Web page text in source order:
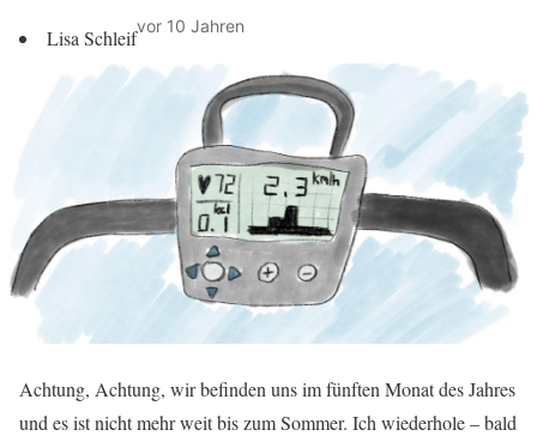
Lisa Schleifvor 10 Jahren
Achtung, Achtung, wir befinden uns im fünften Monat des Jahres
und es ist nicht mehr weit bis zum Sommer. Ich wiederhole – bald